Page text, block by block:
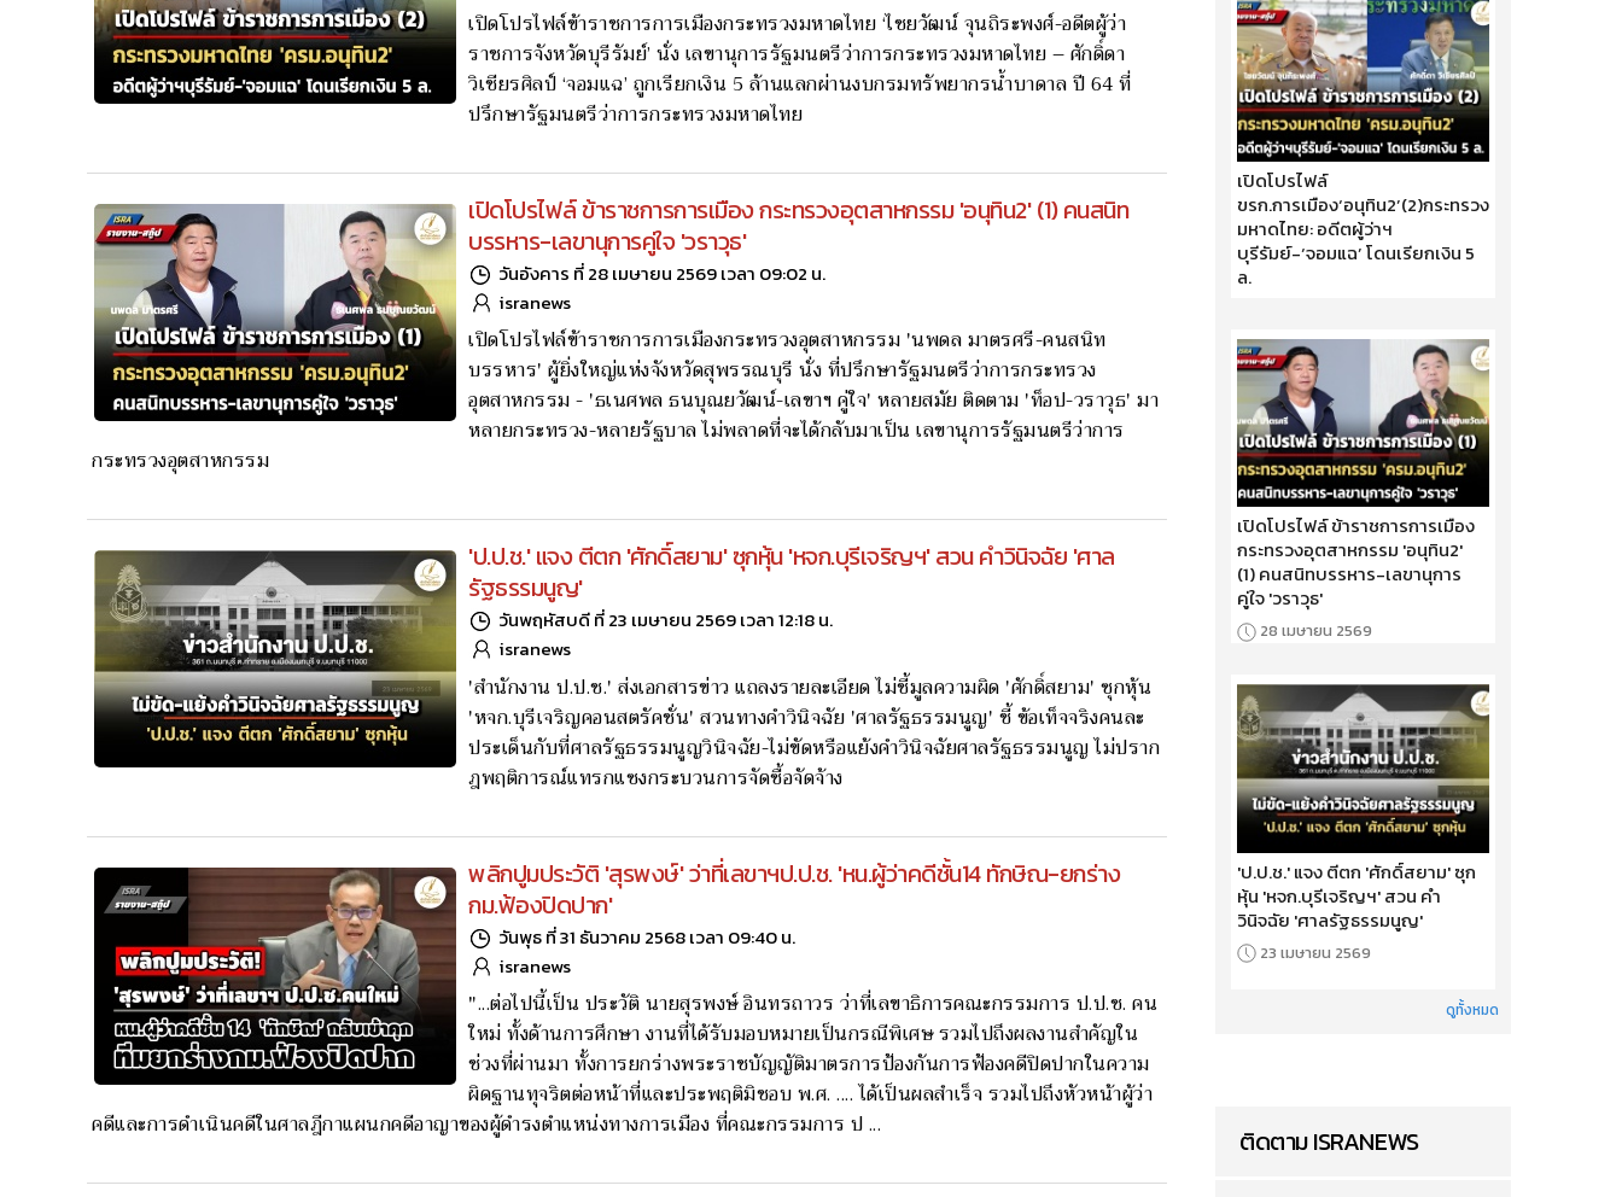
เปิดโปรไฟล์ข้าราชการการเมืองกระทรวงมหาดไทย ‘ไชยวัฒน์ จุนถิระพงศ์-อดีตผู้ว่า
ราชการจังหวัดบุรีรัมย์’ นั่ง เลขานุการรัฐมนตรีว่าการกระทรวงมหาดไทย – ศักดิ์ดา
วิเชียรศิลป์ ‘จอมแฉ’ ถูกเรียกเงิน 5 ล้านแลกผ่านงบกรมทรัพยากรน้ำบาดาล ปี 64 ที่
ปรึกษารัฐมนตรีว่าการกระทรวงมหาดไทย
เปิดโปรไฟล์ ข้าราชการการเมือง กระทรวงอุตสาหกรรม 'อนุทิน2' (1) คนสนิท
บรรหาร-เลขานุการคู่ใจ 'วราวุธ'
วันอังคาร ที่ 28 เมษายน 2569 เวลา 09:02 น.
isranews
เปิดโปรไฟล์ข้าราชการการเมืองกระทรวงอุตสาหกรรม 'นพดล มาตรศรี-คนสนิท
บรรหาร' ผู้ยิ่งใหญ่แห่งจังหวัดสุพรรณบุรี นั่ง ที่ปรึกษารัฐมนตรีว่าการกระทรวง
อุตสาหกรรม - 'ธเนศพล ธนบุณยวัฒน์-เลขาฯ คู่ใจ' หลายสมัย ติดตาม 'ท็อป-วราวุธ' มา
หลายกระทรวง-หลายรัฐบาล ไม่พลาดที่จะได้กลับมาเป็น เลขานุการรัฐมนตรีว่าการ
กระทรวงอุตสาหกรรม
'ป.ป.ช.' แจง ตีตก 'ศักดิ์สยาม' ซุกหุ้น 'หจก.บุรีเจริญฯ' สวน คำวินิจฉัย 'ศาล
รัฐธรรมนูญ'
วันพฤหัสบดี ที่ 23 เมษายน 2569 เวลา 12:18 น.
isranews
'สำนักงาน ป.ป.ช.' ส่งเอกสารข่าว แถลงรายละเอียด ไม่ชี้มูลความผิด 'ศักดิ์สยาม' ซุกหุ้น
'หจก.บุรีเจริญคอนสตรัคชั่น' สวนทางคำวินิจฉัย 'ศาลรัฐธรรมนูญ' ชี้ ข้อเท็จจริงคนละ
ประเด็นกับที่ศาลรัฐธรรมนูญวินิจฉัย-ไม่ขัดหรือแย้งคำวินิจฉัยศาลรัฐธรรมนูญ ไม่ปราก
ฎพฤติการณ์แทรกแซงกระบวนการจัดซื้อจัดจ้าง
พลิกปูมประวัติ 'สุรพงษ์' ว่าที่เลขาฯป.ป.ช. 'หน.ผู้ว่าคดีชั้น14 ทักษิณ-ยกร่าง
กม.ฟ้องปิดปาก'
วันพุธ ที่ 31 ธันวาคม 2568 เวลา 09:40 น.
isranews
"...ต่อไปนี้เป็น ประวัติ นายสุรพงษ์ อินทรถาวร ว่าที่เลขาธิการคณะกรรมการ ป.ป.ช. คน
ใหม่ ทั้งด้านการศึกษา งานที่ได้รับมอบหมายเป็นกรณีพิเศษ รวมไปถึงผลงานสำคัญใน
ช่วงที่ผ่านมา ทั้งการยกร่างพระราชบัญญัติมาตรการป้องกันการฟ้องคดีปิดปากในความ
ผิดฐานทุจริตต่อหน้าที่และประพฤติมิชอบ พ.ศ. .... ได้เป็นผลสำเร็จ รวมไปถึงหัวหน้าผู้ว่า
คดีและการดำเนินคดีในศาลฎีกาแผนกคดีอาญาของผู้ดำรงตำแหน่งทางการเมือง ที่คณะกรรมการ ป ...
เปิดโปรไฟล์
ขรก.การเมือง‘อนุทิน2’(2)กระทรวง
มหาดไทย: อดีตผู้ว่าฯ
บุรีรัมย์-‘จอมแฉ’ โดนเรียกเงิน 5
ล.
เปิดโปรไฟล์ ข้าราชการการเมือง
กระทรวงอุตสาหกรรม 'อนุทิน2'
(1) คนสนิทบรรหาร-เลขานุการ
คู่ใจ 'วราวุธ'
28 เมษายน 2569
'ป.ป.ช.' แจง ตีตก 'ศักดิ์สยาม' ซุก
หุ้น 'หจก.บุรีเจริญฯ' สวน คำ
วินิจฉัย 'ศาลรัฐธรรมนูญ'
23 เมษายน 2569
ดูทั้งหมด
ติดตาม ISRANEWS